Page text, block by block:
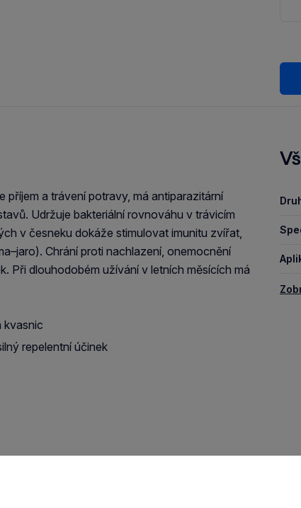
příjem a trávení potravy, má antiparazitární
Udržuje bakteriální rovnováhu v trávicím
v česneku dokáže stimulovat imunitu zvířat,
Chrání proti nachlazení, onemocnění
Při dlouhodobém užívání v letních měsících má
kvasnic
repelentní účinek